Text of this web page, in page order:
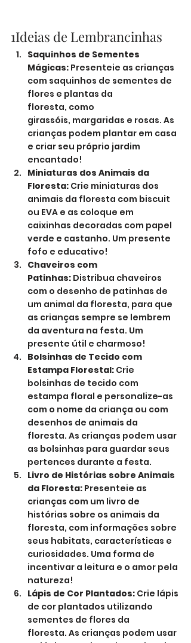
1Ideias de Lembrancinhas
Saquinhos de Sementes
Mágicas: Presenteie as crianças
com saquinhos de sementes de
flores e plantas da
floresta, como
girassóis, margaridas e rosas. As
crianças podem plantar em casa
e criar seu próprio jardim
encantado!
Miniaturas dos Animais da
Floresta: Crie miniaturas dos
animais da floresta com biscuit
ou EVA e as coloque em
caixinhas decoradas com papel
verde e castanho. Um presente
fofo e educativo!
Chaveiros com
Patinhas: Distribua chaveiros
com o desenho de patinhas de
um animal da floresta, para que
as crianças sempre se lembrem
da aventura na festa. Um
presente útil e charmoso!
Bolsinhas de Tecido com
Estampa Florestal: Crie
bolsinhas de tecido com
estampa floral e personalize-as
com o nome da criança ou com
desenhos de animais da
floresta. As crianças podem usar
as bolsinhas para guardar seus
pertences durante a festa.
Livro de Histórias sobre Animais
da Floresta: Presenteie as
crianças com um livro de
histórias sobre os animais da
floresta, com informações sobre
seus habitats, características e
curiosidades. Uma forma de
incentivar a leitura e o amor pela
natureza!
Lápis de Cor Plantados: Crie lápis
de cor plantados utilizando
sementes de flores da
floresta. As crianças podem usar